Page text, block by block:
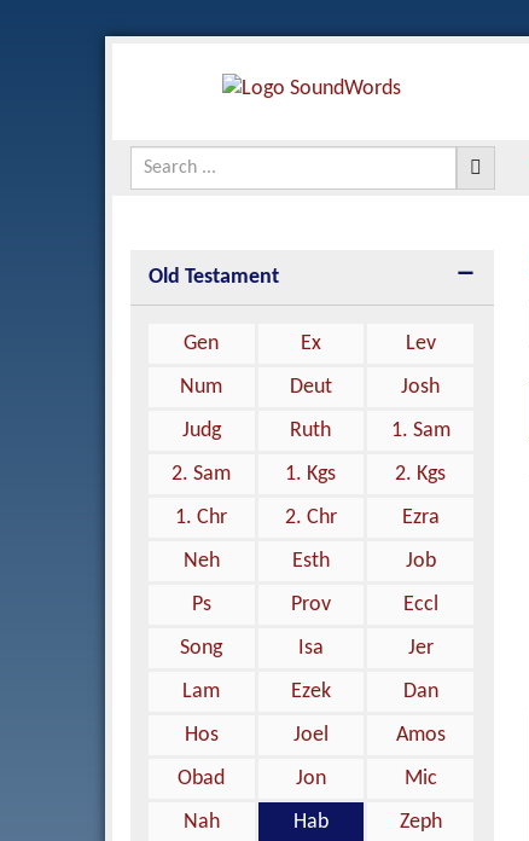
Old Testament
Gen Ex
Lev
Num
Deut
Josh
Judg
Ruth
1. Sam
2. Sam
1. Kgs
2. Kgs
1. Chr
2. Chr
Ezra
Neh
Esth
Job
Ps
Prov
Eccl
Song
Isa
Jer
Lam
Ezek
Dan
Hos
Joel
Amos
Obad
Jon
Mic
Nah
Hab
Zeph